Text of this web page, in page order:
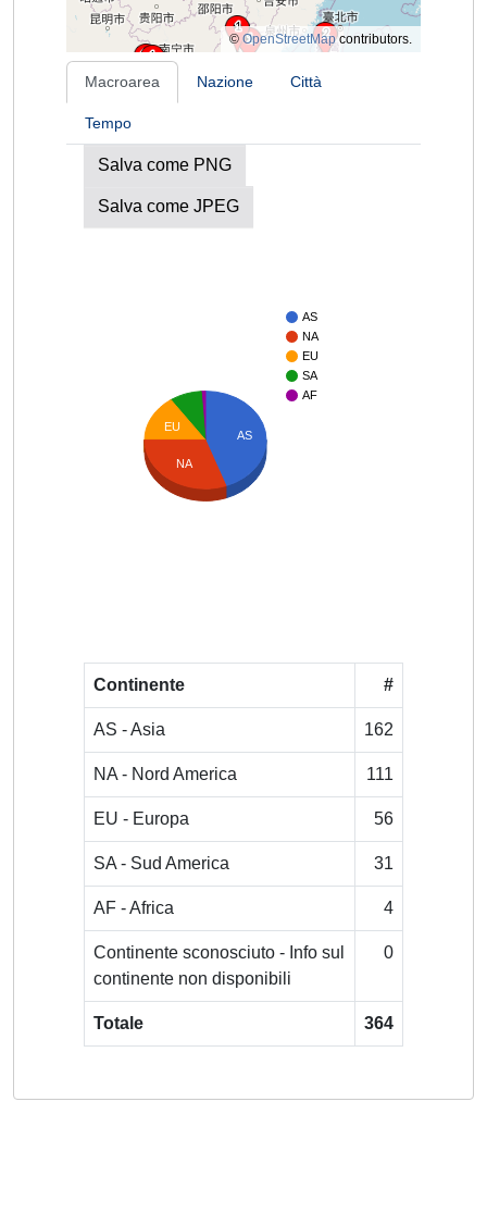
©OpenStreetMapcontributors.
Macroarea Nazione Città
Tempo
Salva come PNG
Salva come JPEG
AS
NA
EU
SA
AF
AS
EU
NA
Continente #
AS - Asia 162
NA - Nord America 111
EU - Europa 56
SA - Sud America 31
AF - Africa 4
Continente sconosciuto - Info sul
continente non disponibili
0
Totale 364